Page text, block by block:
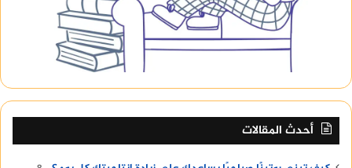
أحدث المقالات